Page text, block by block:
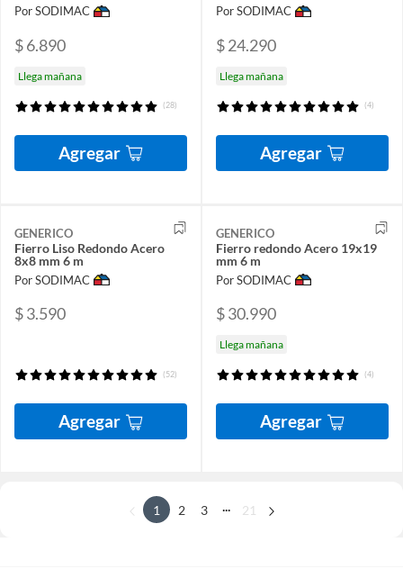
Por SODIMAC
$ 6.890
Llega mañana
(28)
Agregar
Por SODIMAC
$ 24.290
Llega mañana
(4)
Agregar
GENERICO
Fierro Liso Redondo Acero
8x8 mm 6 m
Por SODIMAC
$ 3.590
(52)
Agregar
GENERICO
Fierro redondo Acero 19x19
mm 6 m
Por SODIMAC
$ 30.990
Llega mañana
(4)
Agregar
1 2 3 21